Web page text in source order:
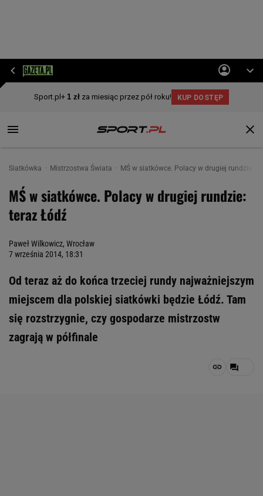
Siatkówka Mistrzostwa Świata MŚ w siatkówce. Polacy w drugiej rundzie:
MŚ w siatkówce. Polacy w drugiej rundzie:
teraz Łódź
Paweł Wilkowicz, Wrocław
7 września 2014, 18:31
Od teraz aż do końca trzeciej rundy najważniejszym
miejscem dla polskiej siatkówki będzie Łódź. Tam
się rozstrzygnie, czy gospodarze mistrzostw
zagrają w półfinale